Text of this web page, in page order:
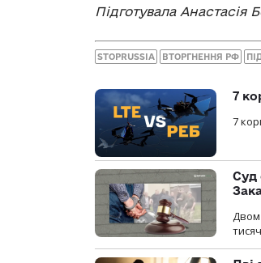
Підготувала Анастасія
STOPRUSSIA ВТОРГНЕННЯ РФ
7
7
Суд
Двом